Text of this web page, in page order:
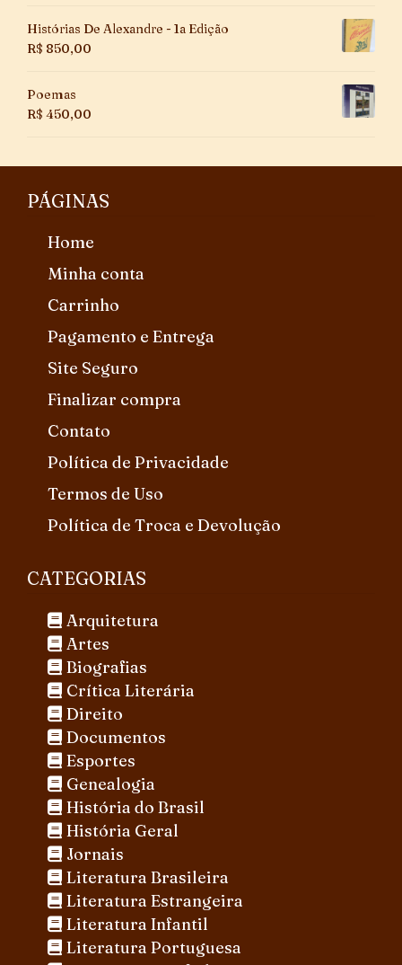
Histórias De Alexandre - 1a Edição
R$ 850,00
Poemas
R$ 450,00
PÁGINAS
Home
Minha conta
Carrinho
Pagamento e Entrega
Site Seguro
Finalizar compra
Contato
Política de Privacidade
Termos de Uso
Política de Troca e Devolução
CATEGORIAS
Arquitetura
Artes
Biografias
Crítica Literária
Direito
Documentos
Esportes
Genealogia
História do Brasil
História Geral
Jornais
Literatura Brasileira
Literatura Estrangeira
Literatura Infantil
Literatura Portuguesa